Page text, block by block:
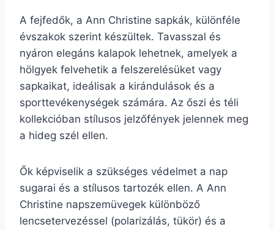
A fejfedők, a Ann Christine sapkák, különféle
évszakok szerint készültek. Tavasszal és
nyáron elegáns kalapok lehetnek, amelyek a
hölgyek felvehetik a felszerelésüket vagy
sapkaikat, ideálisak a kirándulások és a
sporttevékenységek számára. Az őszi és téli
kollekcióban stílusos jelzőfények jelennek meg
a hideg szél ellen.
Ők képviselik a szükséges védelmet a nap
sugarai és a stílusos tartozék ellen. A Ann
Christine napszemüvegek különböző
lencsetervezéssel (polarizálás, tükör) és a